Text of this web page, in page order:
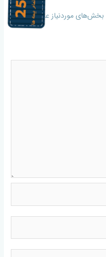
بخش‌های موردنیاز علامت‌گذاری